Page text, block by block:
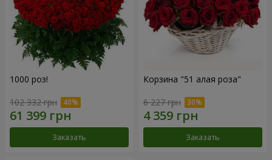
1000 роз!
102 332 грн
Заказать
Корзина "51 алая роза"
6 227 грн
Заказать